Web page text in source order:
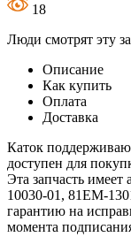
18
Люди смотрят эту
Описание
Как купить
Оплата
Доставка
Каток
доступен для
Эта запчасть
10030-01, 81EM-
гарантию на
момента